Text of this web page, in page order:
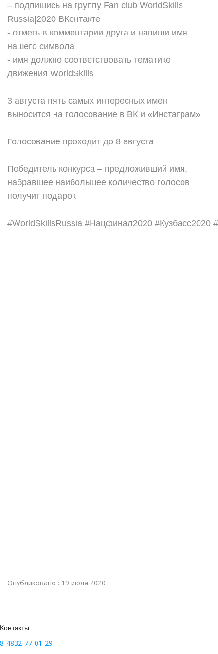
– подпишись на группу Fan club WorldSkills
Russia|2020 ВКонтакте
- отметь в комментарии друга и напиши имя
нашего символа
- имя должно соответствовать тематике
движения WorldSkills
3 августа пять самых интересных имен
выносится на голосование в ВК и «Инстаграм»
Голосование проходит до 8 августа
Победитель конкурса – предложивший имя,
набравшее наибольшее количество голосов
получит подарок
#WorldSkillsRussia #Нацфинал2020 #Кузбасс2020
Опубликовано : 19 июля 2020
Контакты
8-4832-77-01-29